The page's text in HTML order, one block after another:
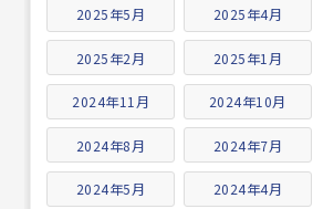
2025年5月 2025年4月
2025年2月 2025年1月
2024年11月 2024年10月
2024年8月 2024年7月
2024年5月 2024年4月